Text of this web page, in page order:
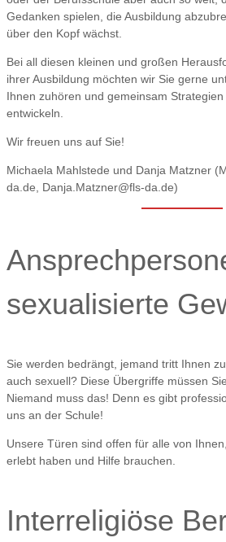
Gedanken spielen, die Ausbildung
über den Kopf wächst.
Bei all diesen kleinen und großen
ihrer Ausbildung möchten wir Sie gerne
Ihnen zuhören und gemeinsam
entwickeln.
Wir freuen uns auf Sie!
Michaela Mahlstede und Danja Matzner
da.de, Danja.Matzner@fls-da.de)
sexualisierte
Sie werden bedrängt, jemand tritt Ihnen
auch sexuell? Diese Übergriffe müssen
Niemand muss das! Denn es gibt
uns an der Schule!
Unsere Türen sind offen für alle von
erlebt haben und Hilfe brauchen.
Interreligiöse